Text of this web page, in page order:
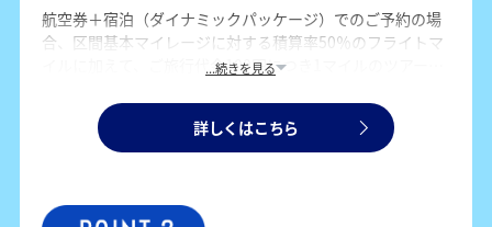
航空券＋宿泊（ダイナミックパッケージ）でのご予約の場
合、区間基本マイレージに対する積算率50％のフライトマ
イルに加えて、ご旅行代金100円につき1マイルのツアーマ
イルを貯めることができます。
...続きを見る
詳しくはこちら